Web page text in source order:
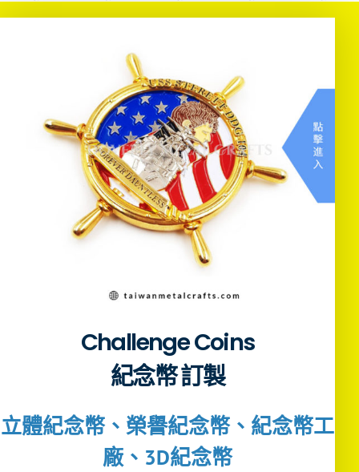
Challenge Coins
紀念幣 訂製
立體紀念幣、榮譽紀念幣、紀念幣工
廠、3D紀念幣